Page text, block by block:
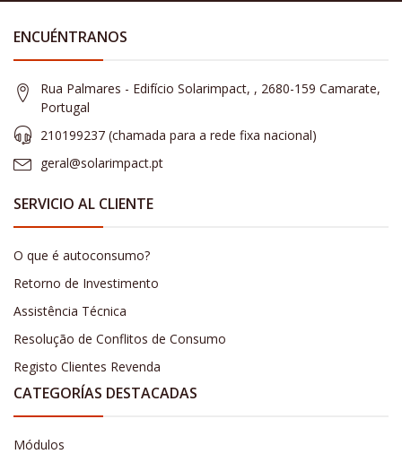
ENCUÉNTRANOS
Rua Palmares - Edifício Solarimpact, , 2680-159 Camarate,
Portugal
210199237 (​chamada para a rede fixa nacional)
geral@solarimpact.pt
SERVICIO AL CLIENTE
O que é autoconsumo?
Retorno de Investimento
Assistência Técnica
Resolução de Conflitos de Consumo
Registo Clientes Revenda
CATEGORÍAS DESTACADAS
Módulos